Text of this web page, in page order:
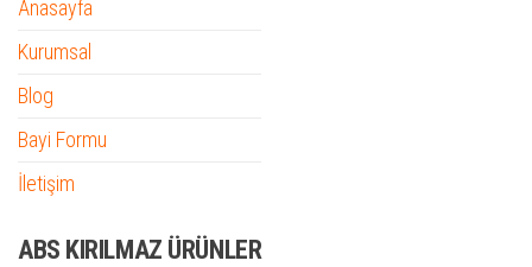
Anasayfa
Kurumsal
Blog
Bayi Formu
İletişim
ABS KIRILMAZ ÜRÜNLER